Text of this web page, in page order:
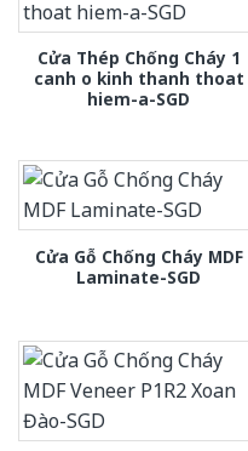
Cửa Thép Chống Cháy 1
canh o kinh thanh thoat
hiem-a-SGD
Cửa Gỗ Chống Cháy MDF
Laminate-SGD